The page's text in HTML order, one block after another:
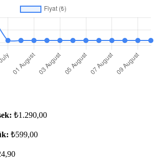
₺1.290,00
₺599,00